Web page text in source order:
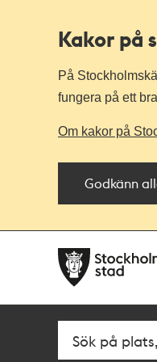
Kakor på
På
fungera på ett
Om kakor på
Godkänn
navigationen
huvudinnehållet
Fritextsök